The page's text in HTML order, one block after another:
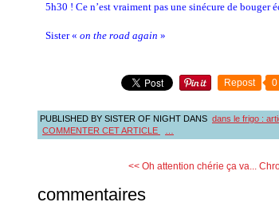
5h30 ! Ce n’est vraiment pas une sinécure de bouger
Sister « on the road again »
Repost 0
PUBLISHED BY SISTER OF NIGHT DANS dans le frigo :
COMMENTER CET ARTICLE
<< Oh attention chérie ça va...
commentaires